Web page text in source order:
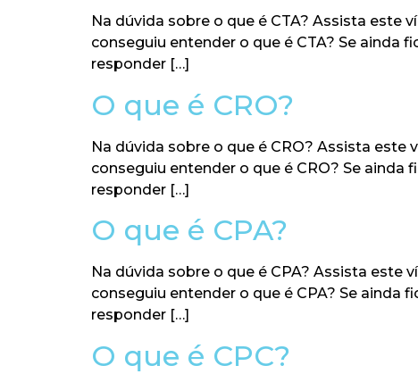
Na dúvida sobre o que é CTA? Assista este
conseguiu entender o que é CTA? Se ainda
responder […]
O que é CRO?
Na dúvida sobre o que é CRO? Assista este
conseguiu entender o que é CRO? Se
responder […]
O que é CPA?
Na dúvida sobre o que é CPA? Assista este
conseguiu entender o que é CPA? Se ainda
responder […]
O que é CPC?